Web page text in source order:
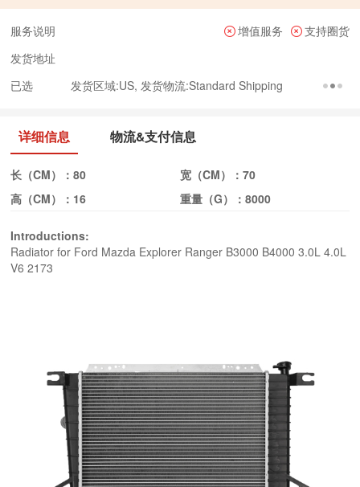
服务说明 增值服务
支持圈货
发货地址
已选
发货区域:US, 发货物流:Standard Shipping
详细信息 物流&支付信息
长（CM）：80 宽（CM）： 70
高（CM）： 16 重量（G）： 8000
Introductions:
Radiator for Ford Mazda Explorer Ranger B3000 B4000 3.0L 4.0L
V6 2173